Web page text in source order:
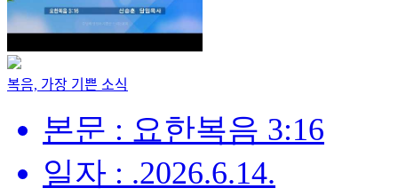
복음, 가장 기쁜 소식
본문 : 요한복음 3:16
일자 : .2026.6.14.